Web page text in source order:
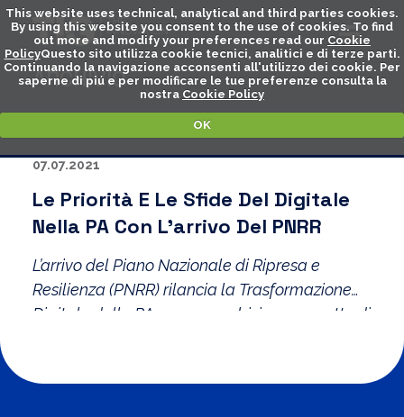
This website uses technical, analytical and third parties cookies.
By using this website you consent to the use of cookies. To find
out more and modify your preferences read our Cookie
PolicyQuesto sito utilizza cookie tecnici, analitici e di terze parti.
Continuando la navigazione acconsenti all'utilizzo dei cookie. Per
saperne di piú e per modificare le tue preferenze consulta la
nostra Cookie Policy
OK
ARCHIVIO
07.07.2021
Le Priorità E Le Sfide Del Digitale
Nella PA Con L’arrivo Del PNRR
L’arrivo del Piano Nazionale di Ripresa e
Resilienza (PNRR) rilancia la Trasformazione
Digitale della PA, con un ambizioso progetto di